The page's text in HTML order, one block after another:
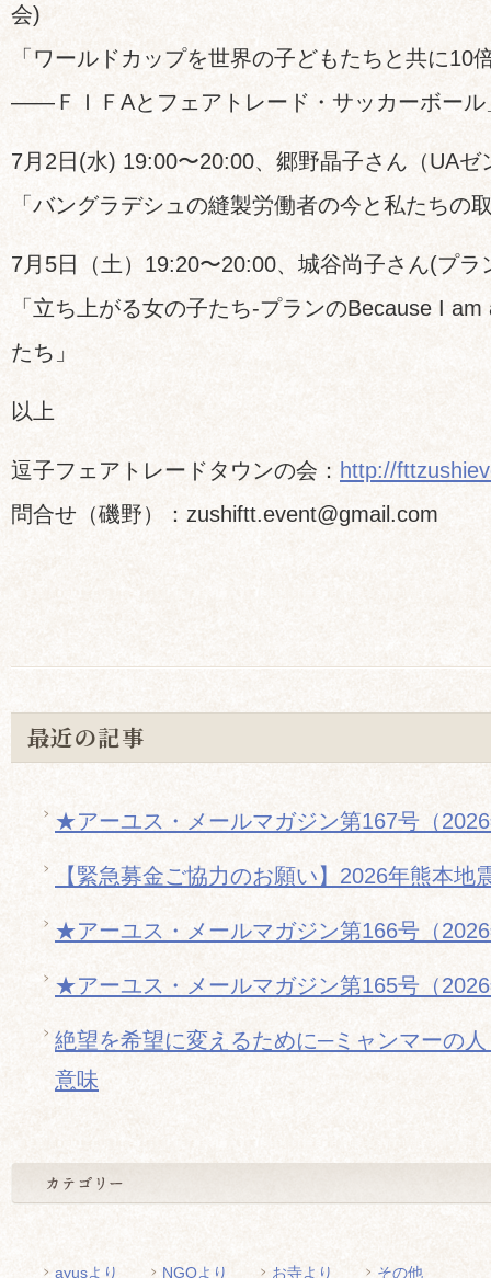
会)
「ワールドカップを世界の子どもたちと共に10
——ＦＩＦAとフェアトレード・サッカーボール
7月2日(水) 19:00〜20:00、郷野晶子さん（UAゼ
「バングラデシュの縫製労働者の今と私たちの
7月5日（土）19:20〜20:00、城谷尚子さん(プラ
「立ち上がる女の子たち-プランのBecause I
たち」
以上
逗子フェアトレードタウンの会： http://
問合せ（磯野）：zushiftt.event@gmail.com
最近の記事
★アーユス・メールマガジン第167号（
【緊急募金ご協力のお願い】2026年熊本地
★アーユス・メールマガジン第166号（
★アーユス・メールマガジン第165号（
絶望を希望に変えるために─ミャンマーの
意味
ayusより NGOより お寺より その他